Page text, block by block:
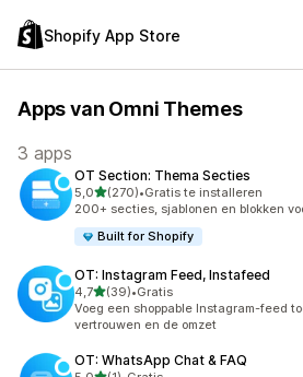
Shopify App Store
Apps van Omni Themes
3 apps
OT Section: Thema Secties
5,0van 5 sterren
(270)
270 recensies in totaal
•Gratis te installeren
200+ secties, sjablonen en blokken
Built for Shopify
OT: Instagram Feed, Instafeed
4,7van 5 sterren
(39)
39 recensies in totaal
•Gratis
Voeg een shoppable Instagram-feed
vertrouwen en de omzet
OT: WhatsApp Chat & FAQ